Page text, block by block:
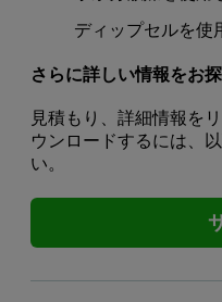
ディップセルを使
さらに詳しい情報をお
見積もり、詳細情報を
ウンロードするには、
い。